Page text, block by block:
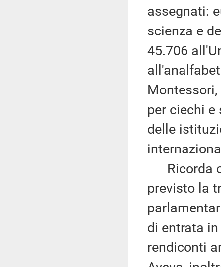
assegnati:
scienza e
45.706
per ciechi e
delle
Ricorda
previsto la
di entrata
rendiconti